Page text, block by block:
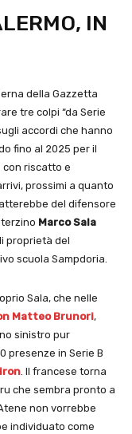
IN
della Gazzetta
tre colpi “da Serie
accordi che hanno
fino al 2025 per il
riscatto e
prossimi a quanto
del difensore
terzino Marco Sala
proprietà del
scuola Sampdoria.
Sala, che nelle
Matteo Brunori,
sinistro pur
presenze in Serie B
. Il francese torna
che sembra pronto a
non vorrebbe
individuato come